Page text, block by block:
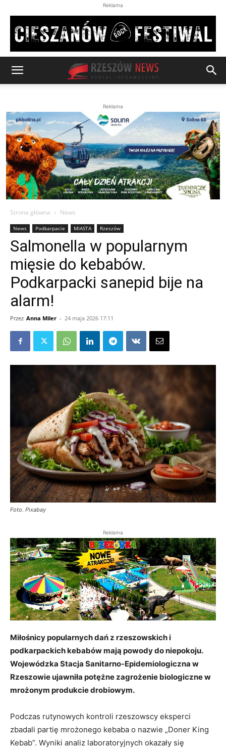
Reklama
Reklama
Strona główna News
News Podkarpacie MIASTA Rzeszów
Salmonella w popularnym
mięsie do kebabów.
Podkarpacki sanepid bije na
alarm!
Przez Anna Miler - 24 maja 2026 17:11
Foto. Pixabay
Reklama
Miłośnicy popularnych dań z rzeszowskich i
podkarpackich kebabów mają powody do niepokoju.
Wojewódzka Stacja Sanitarno-Epidemiologiczna w
Rzeszowie ujawniła potężne zagrożenie biologiczne w
mrożonym produkcie drobiowym.
Podczas rutynowych kontroli rzeszowscy eksperci
zbadali partię mrożonego kebaba o nazwie „Doner King
Kebab”. Wyniki analiz laboratoryjnych okazały się